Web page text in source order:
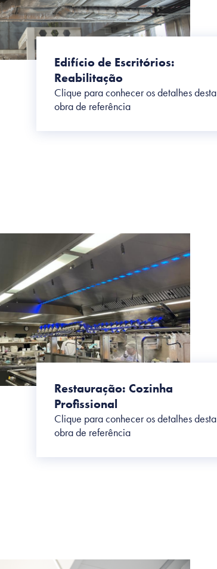
Edifício de Escritórios:
Reabilitação
Clique para conhecer os detalhes desta
obra de referência
Restauração: Cozinha
Profissional
Clique para conhecer os detalhes desta
obra de referência